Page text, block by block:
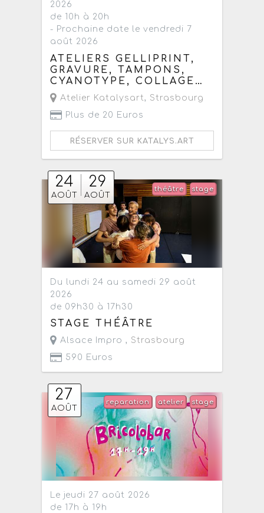
2026
de 10h à 20h
- Prochaine date le vendredi 7
août 2026
ATELIERS GELLIPRINT,
GRAVURE, TAMPONS,
CYANOTYPE, COLLAGE…
Atelier Katalysart, Strasbourg
Plus de 20 Euros
RÉSERVER SUR KATALYS.ART
24
AOÛT
29
AOÛT
stage
théâtre
Du lundi 24 au samedi 29 août
2026
de 09h30 à 17h30
STAGE THÉÂTRE
Alsace Impro , Strasbourg
590 Euros
27
AOÛT
stage
atelier
reparation
Le jeudi 27 août 2026
de 17h à 19h